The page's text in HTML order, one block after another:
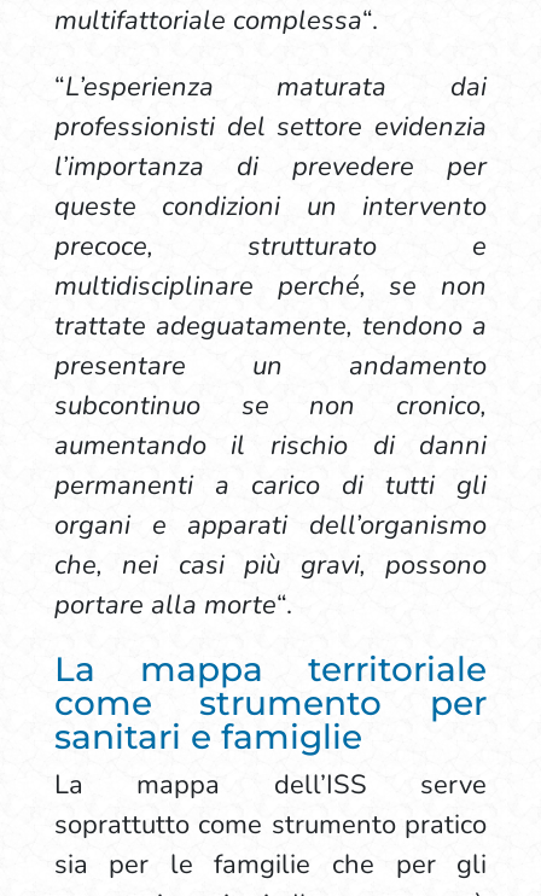
multifattoriale complessa“.
“L’esperienza maturata dai
professionisti del settore evidenzia
l’importanza di prevedere per
queste condizioni un intervento
precoce, strutturato e
multidisciplinare perché, se non
trattate adeguatamente, tendono a
presentare un andamento
subcontinuo se non cronico,
aumentando il rischio di danni
permanenti a carico di tutti gli
organi e apparati dell’organismo
che, nei casi più gravi, possono
portare alla morte“.
La mappa territoriale
come strumento per
sanitari e famiglie
La mappa dell’ISS serve
soprattutto come strumento pratico
sia per le famgilie che per gli